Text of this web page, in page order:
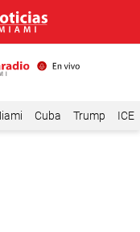
Cuba Trump ICE